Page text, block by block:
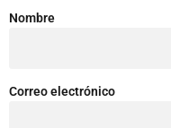
Nombre
Correo electrónico